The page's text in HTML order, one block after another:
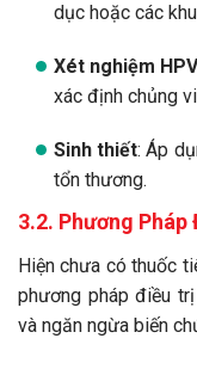
dục hoặc các
Xét nghiệm HPV
xác định chủng
Sinh thiết: Áp
tổn thương.
3.2. Phương Pháp
Hiện chưa có thuốc
phương pháp điều
và ngăn ngừa biến